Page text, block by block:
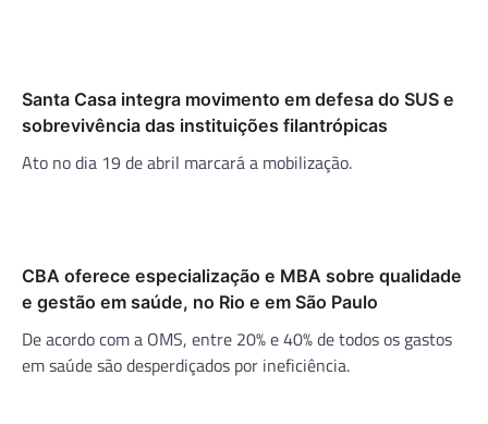
Santa Casa integra movimento em defesa do SUS e
sobrevivência das instituições filantrópicas
Ato no dia 19 de abril marcará a mobilização.
CBA oferece especialização e MBA sobre qualidade
e gestão em saúde, no Rio e em São Paulo
De acordo com a OMS, entre 20% e 40% de todos os gastos
em saúde são desperdiçados por ineficiência.